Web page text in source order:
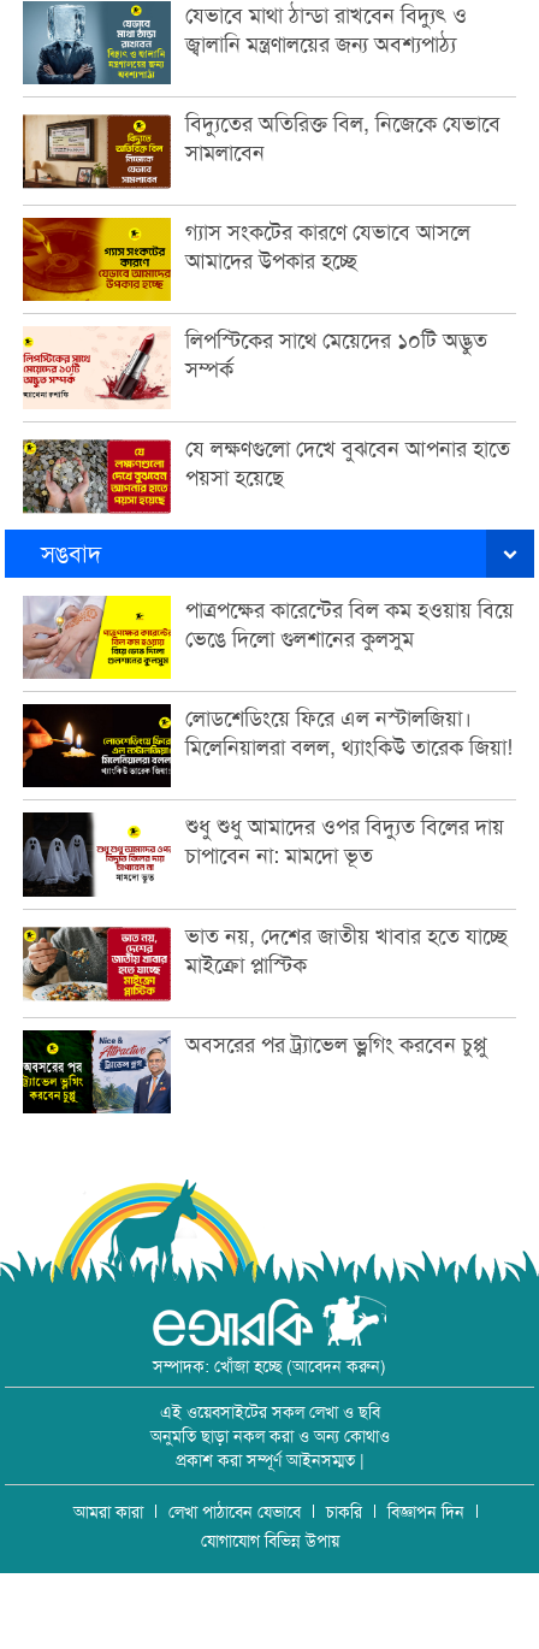
যেভাবে মাথা ঠান্ডা রাখবেন বিদ্যুৎ ও
জ্বালানি মন্ত্রণালয়ের জন্য অবশ্যপাঠ্য
বিদ্যুতের অতিরিক্ত বিল, নিজেকে যেভাবে
সামলাবেন
গ্যাস সংকটের কারণে যেভাবে আসলে
আমাদের উপকার হচ্ছে
লিপস্টিকের সাথে মেয়েদের ১০টি অদ্ভুত
সম্পর্ক
যে লক্ষণগুলো দেখে বুঝবেন আপনার হাতে
পয়সা হয়েছে
সঙবাদ
পাত্রপক্ষের কারেন্টের বিল কম হওয়ায় বিয়ে
ভেঙে দিলো গুলশানের কুলসুম
লোডশেডিংয়ে ফিরে এল নস্টালজিয়া।
মিলেনিয়ালরা বলল, থ্যাংকিউ তারেক জিয়া!
শুধু শুধু আমাদের ওপর বিদ্যুত বিলের দায়
চাপাবেন না: মামদো ভূত
ভাত নয়, দেশের জাতীয় খাবার হতে যাচ্ছে
মাইক্রো প্লাস্টিক
অবসরের পর ট্র্যাভেল ভ্লগিং করবেন চুপ্পু
সম্পাদক: খোঁজা হচ্ছে (আবেদন করুন)
এই ওয়েবসাইটের সকল লেখা ও ছবি
অনুমতি ছাড়া নকল করা ও অন্য কোথাও
প্রকাশ করা সম্পূর্ণ আইনসম্মত |
আমরা কারা লেখা পাঠাবেন যেভাবে চাকরি
বিজ্ঞাপন দিন
যোগাযোগ বিভিন্ন উপায়